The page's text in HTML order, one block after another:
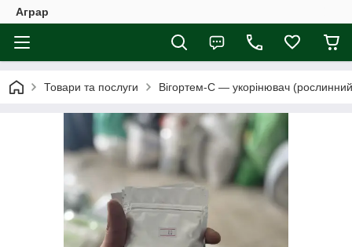
Аграр
Товари та послуги Вігортем‑С — укорінювач